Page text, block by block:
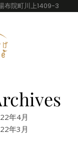
布院町川上1409-3
年4月
年3月